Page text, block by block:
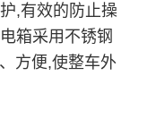
,有效的防止操
箱采用不锈钢
方便,使整车外